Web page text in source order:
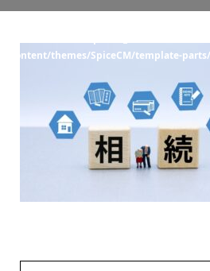
content/themes/SpiceCM/template-